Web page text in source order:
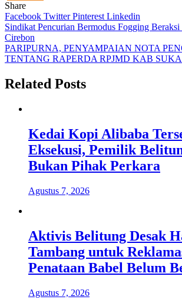
Share
Facebook TwitterPinterest Linkedin
Navigasi
pos
Sindikat Pencurian Bermodus Fogging
Cirebon
PARIPURNA, PENYAMPAIAN NOTA
TENTANG RAPERDA RPJMD KAB
Related Posts
Kedai Kopi Alibaba
Eksekusi, Pemilik
Bukan Pihak Perkara
Agustus 7, 2026
Aktivis Belitung Desak
Tambang untuk
Penataan Babel Belum
Agustus 7, 2026